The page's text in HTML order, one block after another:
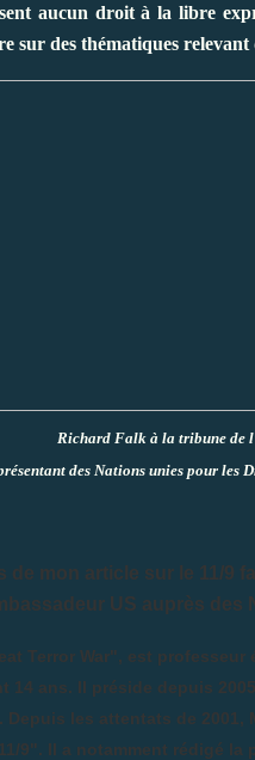
aucun droit à la libre
sur des thématiques
Richard Falk à la tribune de
des Nations unies pour les
mon article sur le 11/9
US auprès des
Terror War", est
14 ans. Il préside depuis
Depuis les attentats de
9". Il a notamment rédigé la